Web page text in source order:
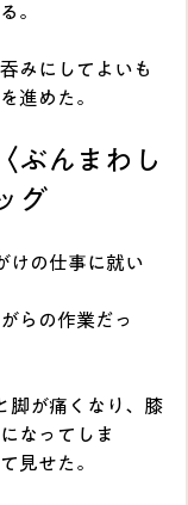
。
みにしてよいも
進めた。
ぶんまわし
グ
けの仕事に就い
らの作業だっ
脚が痛くなり、膝
なってしま
見せた。